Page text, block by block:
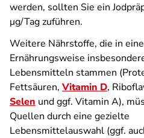
werden, sollten Sie ein
μg/Tag zuführen.
Weitere Nährstoffe, die in
Ernährungsweise
Lebensmitteln stammen
Fettsäuren, Vitamin D,
Selen und ggf. Vitamin A),
Quellen durch eine gezielte
Lebensmittelauswahl (ggf.